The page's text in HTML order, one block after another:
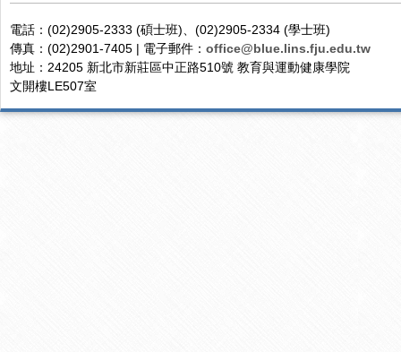
電話：(02)2905-2333 (碩士班)、(02)2905-2334 (學士班)
傳真：(02)2901-7405 | 電子郵件： office@blue.lins.fju.edu.tw
地址：24205 新北市新莊區中正路510號 教育與運動健康學院
文開樓LE507室